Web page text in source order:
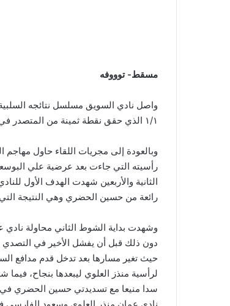
مسقط- توووفه
واصل نادي السويق مسلسل نتائجه السلبية
١/١ الذي حقق نقطة ثمينة من المتصدر في اللقاء المؤجل من الجولة الخامسة عشرة.
وبالعودة إلى مجريات اللقاء حاول مهاجم
رأسيته التي جاءت بعد عرضية علي
الثانية والأربعين شهدت الهدف الأول
رائعة من حسين الحضري وهي النتيجة التي
وشهدت بداية الشوط الثاني محاولة نادي
دون ذلك قبل أن يفشل الأخير في التصدي
حيث تغير مسارها بعد تدخل قدم مدافع
لرأسية منذز العلوي ليبعدها بنجاح،
سدا منيعا مع تسديدتي حسين الحضري في